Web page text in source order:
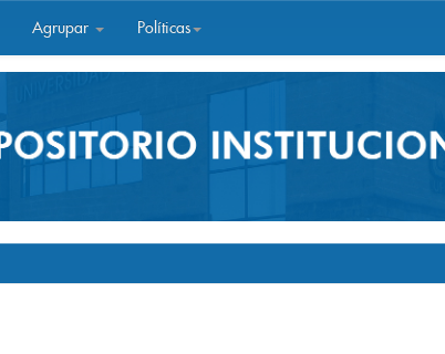
Agrupar Políticas